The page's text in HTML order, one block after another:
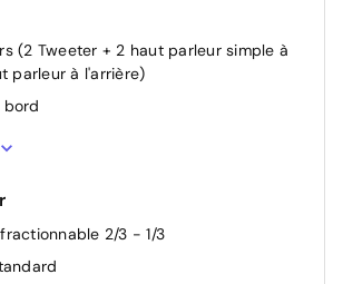
AV inclinables
électriques
occultable sans éclairage
chauffant
avec PLIP
Jour / Nuit Electrochrome
et séquentiels
réglables électriquement
(2 Tweeter + 2 haut parleur simple à
parleur à l'arrière)
2/3 - 1/3